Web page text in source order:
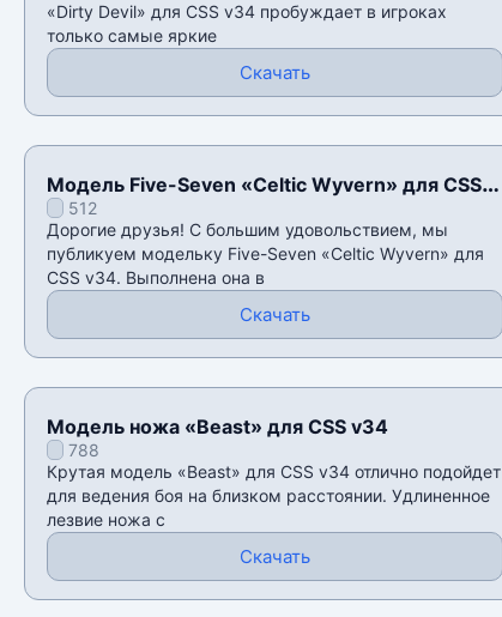
«Dirty Devil» для CSS v34 пробуждает в игроках
только самые яркие
Скачать
Модель Five-Seven «Celtic Wyvern» для CSS
v34512
Дорогие друзья! С большим удовольствием, мы
публикуем модельку Five-Seven «Celtic Wyvern» для
CSS v34. Выполнена она в
Скачать
Модель ножа «Beast» для CSS v34
788
Крутая модель «Beast» для CSS v34 отлично подойдет
для ведения боя на близком расстоянии. Удлиненное
лезвие ножа с
Скачать